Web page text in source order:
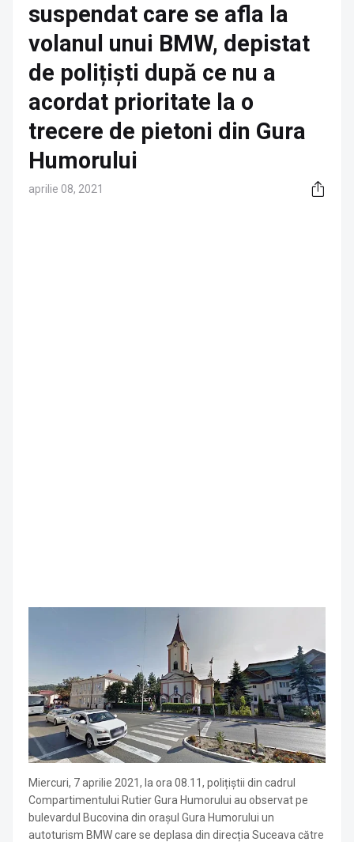
suspendat care se afla la
volanul unui BMW, depistat
de polițiști după ce nu a
acordat prioritate la o
trecere de pietoni din Gura
Humorului
aprilie 08, 2021
Miercuri, 7 aprilie 2021, la ora 08.11, polițiștii din cadrul
Compartimentului Rutier Gura Humorului au observat pe
bulevardul Bucovina din orașul Gura Humorului un
autoturism BMW care se deplasa din direcția Suceava către